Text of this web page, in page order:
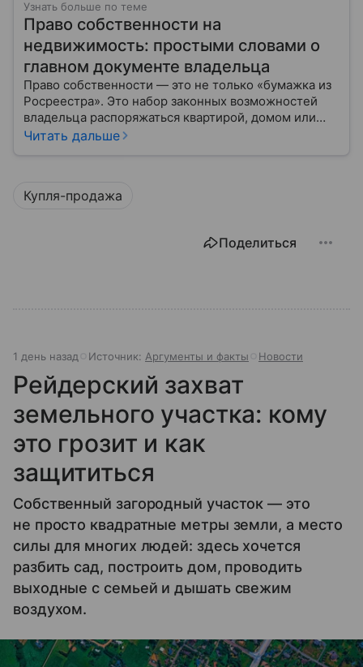
Узнать больше по теме
Право собственности на
недвижимость: простыми словами о
главном документе владельца
Право собственности — это не только «бумажка из
Росреестра». Это набор законных возможностей
владельца распоряжаться квартирой, домом или
участком: жить, сдавать, продавать, дарить,
Читать дальше
Купля-продажа
Поделиться
1 день назад Источник: Аргументы и факты Новости
Рейдерский захват
земельного участка: кому
это грозит и как
защититься
Собственный загородный участок — это
не просто квадратные метры земли, а место
силы для многих людей: здесь хочется
разбить сад, построить дом, проводить
выходные с семьей и дышать свежим
воздухом.